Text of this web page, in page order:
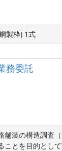
製枠) 1式
務委託
装の構造調査
とを目的として